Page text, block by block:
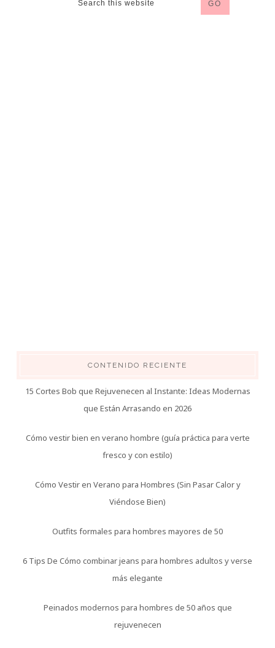
CONTENIDO RECIENTE
15 Cortes Bob que Rejuvenecen al Instante: Ideas Modernas
que Están Arrasando en 2026
Cómo vestir bien en verano hombre (guía práctica para verte
fresco y con estilo)
Cómo Vestir en Verano para Hombres (Sin Pasar Calor y
Viéndose Bien)
Outfits formales para hombres mayores de 50
6 Tips De Cómo combinar jeans para hombres adultos y verse
más elegante
Peinados modernos para hombres de 50 años que
rejuvenecen